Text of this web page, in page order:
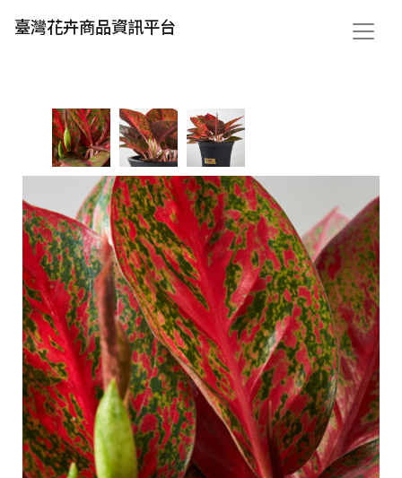
臺灣花卉商品資訊平台